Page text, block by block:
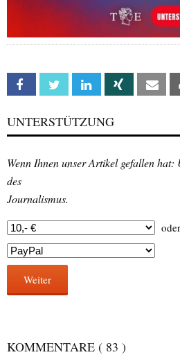
Facebook Twitter Linkedin Xing
UNTERSTÜTZUNG
Wenn Ihnen unser Artikel gefallen hat:
des
Journalismus.
oder
Weiter
KOMMENTARE ( 83 )